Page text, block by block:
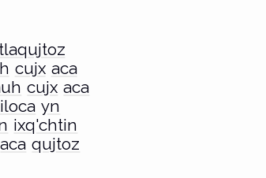
cujx aca
cujx aca
yn
ixq'chtin
aca qujtoz